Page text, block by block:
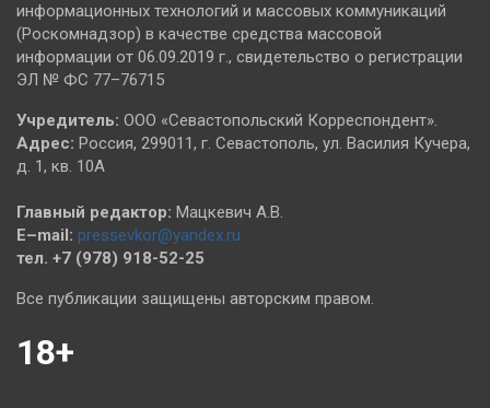
информационных технологий и массовых коммуникаций
(Роскомнадзор) в качестве средства массовой
информации от 06.09.2019 г., свидетельство о регистрации
ЭЛ № ФС 77–76715
Учредитель: ООО «Севастопольский Корреспондент».
Адрес: Россия, 299011, г. Севастополь, ул. Василия Кучера,
д. 1, кв. 10А
Главный редактор: Мацкевич А.В.
E–mail: pressevkor@yandex.ru
тел. +7 (978) 918-52-25
Все публикации защищены авторским правом.
18+